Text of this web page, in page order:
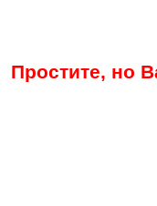
Простите, но